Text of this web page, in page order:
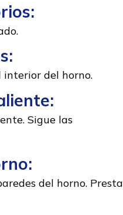
interior del horno.
Sigue las
del horno. Presta